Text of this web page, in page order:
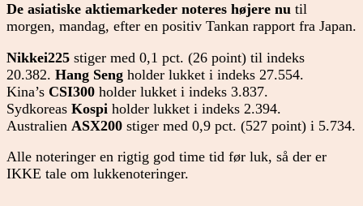
De asiatiske aktiemarkeder noteres højere nu til
morgen, mandag, efter en positiv Tankan rapport fra Japan.
Nikkei225 stiger med 0,1 pct. (26 point) til indeks
20.382. Hang Seng holder lukket i indeks 27.554.
Kina’s CSI300 holder lukket i indeks 3.837.
Sydkoreas Kospi holder lukket i indeks 2.394.
Australien ASX200 stiger med 0,9 pct. (527 point) i 5.734.
Alle noteringer en rigtig god time tid før luk, så der er
IKKE tale om lukkenoteringer.